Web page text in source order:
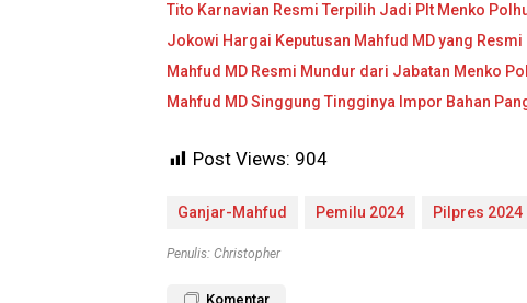
Tito Karnavian Resmi Terpilih Jadi Plt Menko
Jokowi Hargai Keputusan Mahfud MD yang
Mahfud MD Resmi Mundur dari Jabatan Menko
Mahfud MD Singgung Tingginya Impor Bahan
Post Views: 904
Ganjar-Mahfud Pemilu 2024 Pilpres 2024
Penulis: Christopher
Komentar